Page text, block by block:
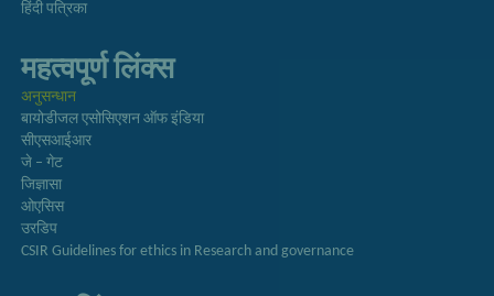
हिंदी पत्रिका
महत्वपूर्ण लिंक्स
अनुसन्धान
बायोडीजल एसोसिएशन ऑफ इंडिया
सीएसआईआर
जे – गेट
जिज्ञासा
ओएसिस
उरडिप
CSIR Guidelines for ethics in Research and governance